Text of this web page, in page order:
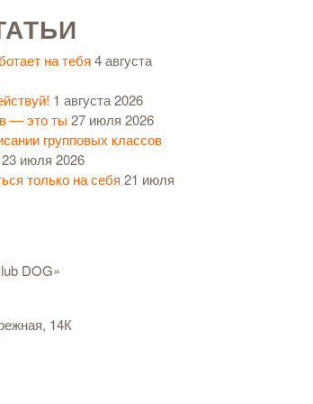
на тебя 4 августа
1 августа 2026
— это ты 27 июля 2026
групповых классов
23 июля 2026
только на себя 21 июля
DOG»
14К